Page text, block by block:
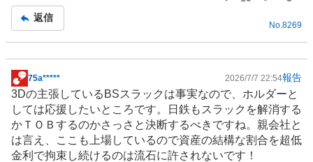
返信
No. 8269
掲
示
板
記
事
75a***** 2026/7/7 22:54報告
3Dの主張しているBSスラックは事実なので、ホルダーと
しては応援したいところです。日鉄もスラックを解消する
かＴＯＢするのかさっさと決断するべきですね。親会社と
は言え、ここも上場しているので資産の結構な割合を超低
金利で拘束し続けるのは流石に許されないです！